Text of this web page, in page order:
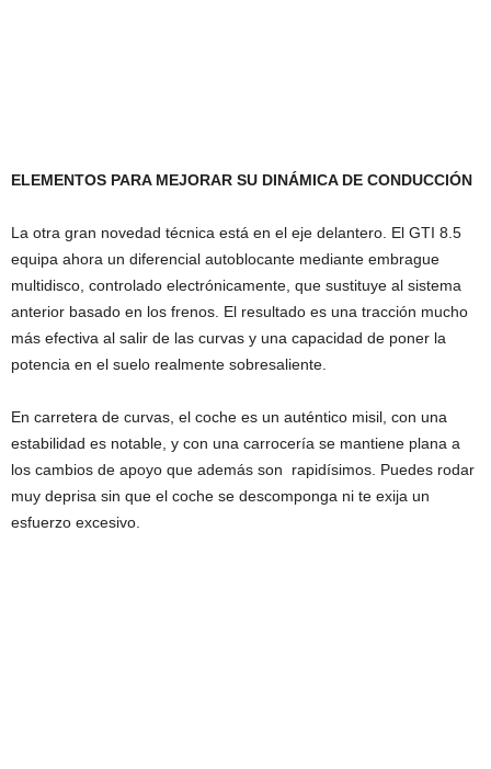
ELEMENTOS PARA MEJORAR SU DINÁMICA DE CONDUCCIÓN
La otra gran novedad técnica está en el eje delantero. El GTI 8.5
equipa ahora un diferencial autoblocante mediante embrague
multidisco, controlado electrónicamente, que sustituye al sistema
anterior basado en los frenos. El resultado es una tracción mucho
más efectiva al salir de las curvas y una capacidad de poner la
potencia en el suelo realmente sobresaliente.
En carretera de curvas, el coche es un auténtico misil, con una
estabilidad es notable, y con una carrocería se mantiene plana a
los cambios de apoyo que además son rapidísimos. Puedes rodar
muy deprisa sin que el coche se descomponga ni te exija un
esfuerzo excesivo.